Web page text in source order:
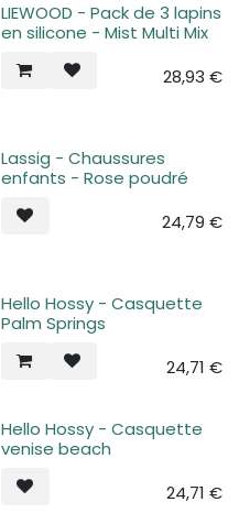
LIEWOOD - Pack de 3 lapins
en silicone - Mist Multi Mix
28,93 €
Lassig - Chaussures
enfants - Rose poudré
24,79 €
Hello Hossy - Casquette
Palm Springs
24,71 €
Hello Hossy - Casquette
venise beach
24,71 €